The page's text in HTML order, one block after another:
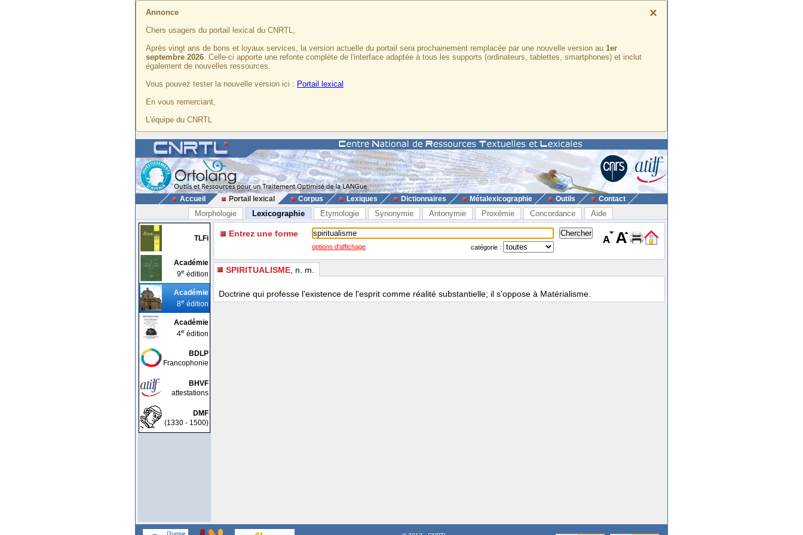
×
Annonce
Chers usagers du portail lexical du CNRTL,
Après vingt ans de bons et loyaux services, la version actuelle du portail sera prochainement remplacée par une nouvelle version au 1er
septembre 2026. Celle-ci apporte une refonte complète de l'interface adaptée à tous les supports (ordinateurs, tablettes, smartphones) et inclut
également de nouvelles ressources.
Vous pouvez tester la nouvelle version ici : Portail lexical
En vous remerciant,
L'équipe du CNRTL
Accueil Portail lexical Corpus Lexiques Dictionnaires Métalexicographie Outils Contact
Morphologie Lexicographie Etymologie Synonymie Antonymie Proxémie Concordance Aide
TLFi
Académie
9e édition
Académie
8e édition
Académie
4e édition
BDLP
Francophonie
BHVF
attestations
DMF
(1330 - 1500)
Entrez une forme
options d'affichage catégorie :
SPIRITUALISME , n. m.
Doctrine qui professe l'existence de l'esprit comme réalité substantielle; il s'oppose à Matérialisme.